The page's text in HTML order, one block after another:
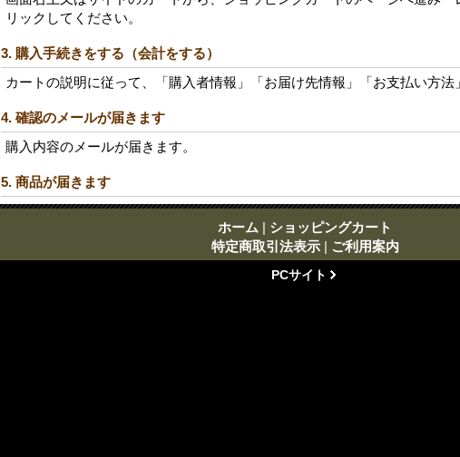
リックしてください。
3. 購入手続きをする（会計をする）
カートの説明に従って、「購入者情報」「お届け先情報」「お支払い方法
4. 確認のメールが届きます
購入内容のメールが届きます。
5. 商品が届きます
ホーム | ショッピングカート
特定商取引法表示 | ご利用案内
PCサイト